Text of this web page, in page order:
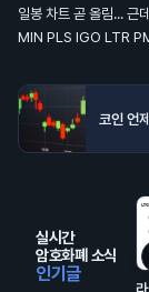
일봉 차트 곧 올림... 근
MIN PLS IGO LTR
코인 언
실시간
암호화폐 소식
인기글